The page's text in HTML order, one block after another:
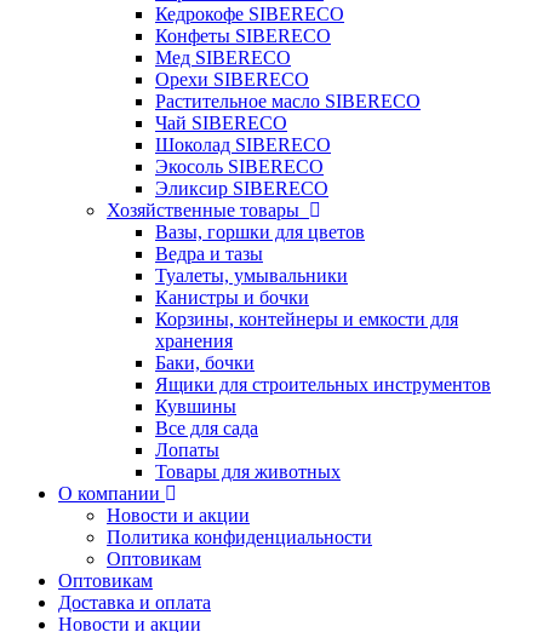
Кедрокофе SIBERECO
Конфеты SIBERECO
Мед SIBERECO
Орехи SIBERECO
Растительное масло SIBERECO
Чай SIBERECO
Шоколад SIBERECO
Экосоль SIBERECO
Эликсир SIBERECO
Хозяйственные товары
Вазы, горшки для цветов
Ведра и тазы
Туалеты, умывальники
Канистры и бочки
Корзины, контейнеры и емкости для
хранения
Баки, бочки
Ящики для строительных инструментов
Кувшины
Все для сада
Лопаты
Товары для животных
О компании
Новости и акции
Политика конфиденциальности
Оптовикам
Оптовикам
Доставка и оплата
Новости и акции